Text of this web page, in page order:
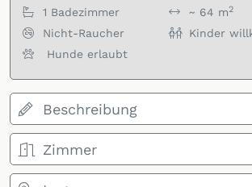
1 Badezimmer ~ 64 m2
Nicht-Raucher
Kinder
Hunde erlaubt
Beschreibung
Zimmer